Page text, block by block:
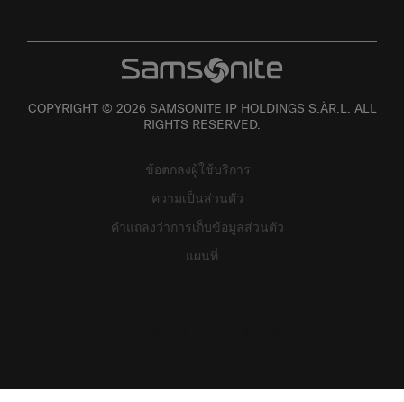
COPYRIGHT © 2026 SAMSONITE IP HOLDINGS S.ÀR.L. ALL
RIGHTS RESERVED.
ข้อตกลงผู้ใช้บริการ
ความเป็นส่วนตัว
คำแถลงว่าการเก็บข้อมูลส่วนตัว
แผนที่